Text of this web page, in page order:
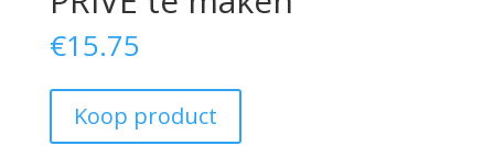
€15.75
Koop product